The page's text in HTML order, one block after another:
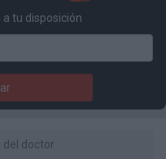
tu disposición
del doctor